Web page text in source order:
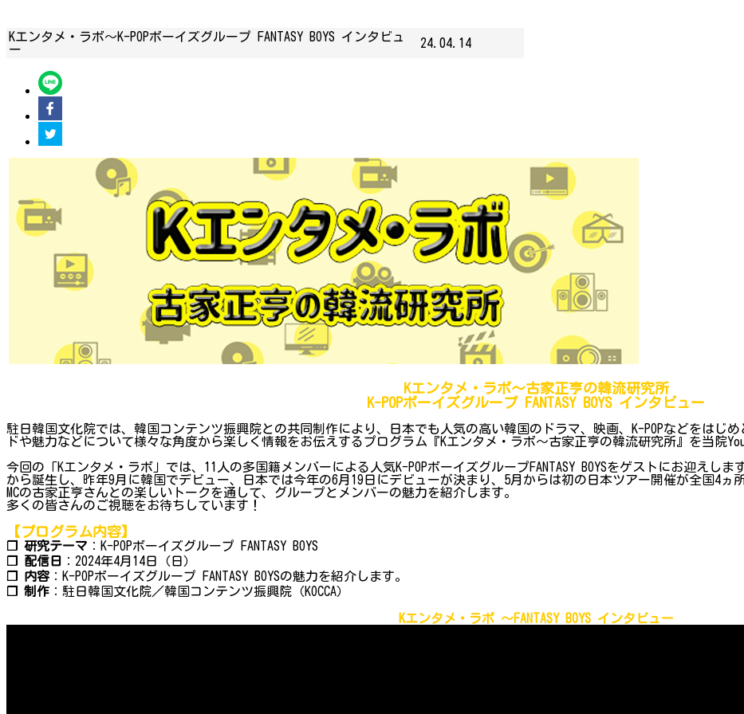
Kエンタメ・ラボ～K-POPボーイズグループ FANTASY BOYS インタビュ
ー
24.04.14
Kエンタメ・ラボ～古家正亨の韓流研究所
K-POPボーイズグループ FANTASY BOYS インタビュー
駐日韓国文化院では、韓国コンテンツ振興院との共同制作により、日本でも人気の高い韓国のドラマ、映画、K-POPなどをはじ
ドや魅力などについて様々な角度から楽しく情報をお伝えするプログラム『Kエンタメ・ラボ～古家正亨の韓流研究所』を当院
今回の「Kエンタメ・ラボ」では、11人の多国籍メンバーによる人気K-POPボーイズグループFANTASY BOYSをゲストにお迎えしま
から誕生し、昨年9月に韓国でデビュー、日本では今年の6月19日にデビューが決まり、5月からは初の日本ツアー開催が全国4ヵ
MCの古家正亨さんとの楽しいトークを通して、グループとメンバーの魅力を紹介します。
多くの皆さんのご視聴をお待ちしています！
【プログラム内容】
❐ 研究テーマ ：K-POPボーイズグループ FANTASY BOYS
❐ 配信日
：2024年4月14日（日）
❐ 内容 ：K-POPボーイズグループ FANTASY BOYSの魅力を紹介します。
❐ 制作 ：駐日韓国文化院／韓国コンテンツ振興院（KOCCA）
Kエンタメ・ラボ ～FANTASY BOYS インタビュー